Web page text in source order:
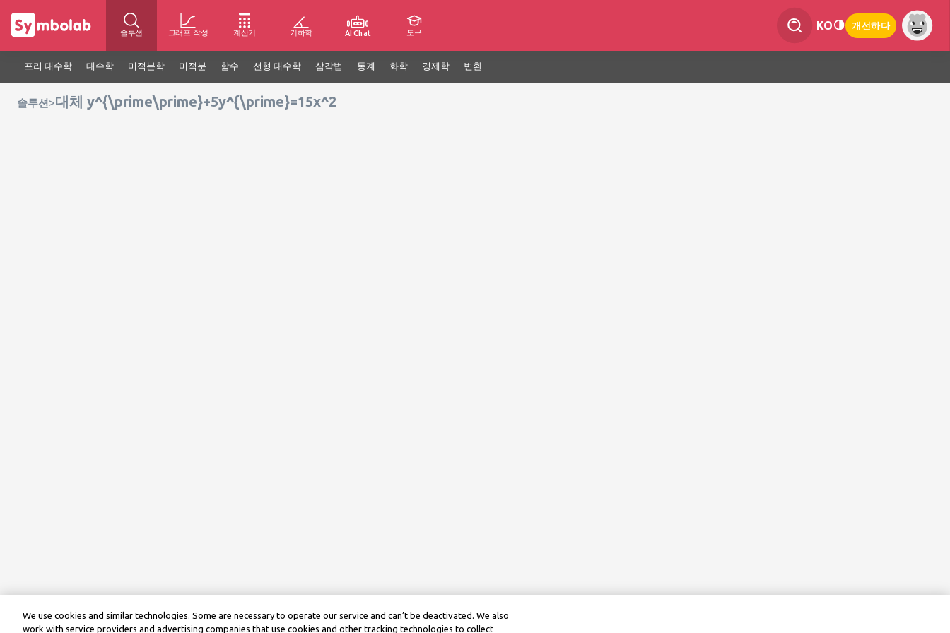
솔루션 그래프 작성 계산기 기하학 AI Chat 도구
KO 개선하다
프리 대수학 대수학 미적분학 미적분 함수 선형 대수학 삼각법 통계 화학 경제학 변환
솔루션 >대체 y^{\prime\prime}+5y^{\prime}=15x^2
We use cookies and similar technologies. Some are necessary to operate our service and can’t be deactivated. We also
work with service providers and advertising companies that use cookies and other tracking technologies to collect